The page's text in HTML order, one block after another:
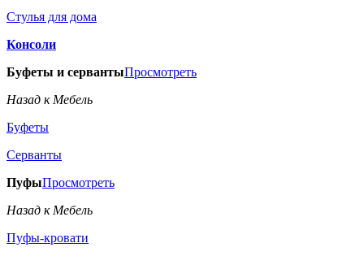
Стулья для дома
Консоли
Буфеты и сервантыПросмотреть
Назад к Мебель
Буфеты
Серванты
ПуфыПросмотреть
Назад к Мебель
Пуфы-кровати